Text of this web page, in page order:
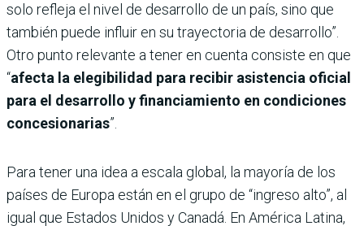
solo refleja el nivel de desarrollo de un país, sino que
también puede influir en su trayectoria de desarrollo”.
Otro punto relevante a tener en cuenta consiste en que
“afecta la elegibilidad para recibir asistencia oficial
para el desarrollo y financiamiento en condiciones
concesionarias”.
Para tener una idea a escala global, la mayoría de los
países de Europa están en el grupo de “ingreso alto”, al
igual que Estados Unidos y Canadá. En América Latina,